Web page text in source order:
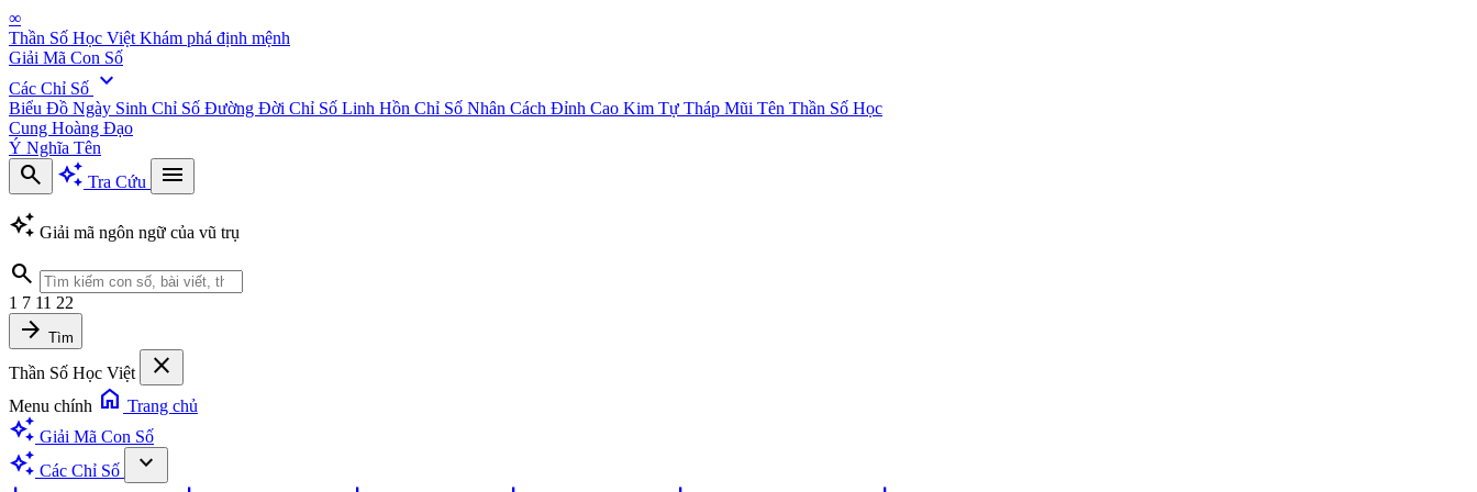
∞
Thần Số Học Việt Khám phá định mệnh
Giải Mã Con Số
Các Chỉ Số expand_more
Biểu Đồ Ngày Sinh Chỉ Số Đường Đời Chỉ Số Linh Hồn Chỉ Số Nhân Cách Đỉnh Cao Kim Tự Tháp Mũi Tên Thần Số Học
Cung Hoàng Đạo
Ý Nghĩa Tên
search auto_awesome Tra Cứu
menu
auto_awesome Giải mã ngôn ngữ của vũ trụ
search
1 7 11 22
arrow_forward Tìm
Thần Số Học Việt close
Menu chính home Trang chủ
auto_awesome Giải Mã Con Số
auto_awesome Các Chỉ Số
expand_more